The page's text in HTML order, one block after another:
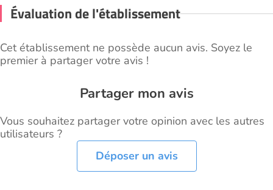
Évaluation de l'établissement
Cet établissement ne possède aucun avis. Soyez le
premier à partager votre avis !
Partager mon avis
Vous souhaitez partager votre opinion avec les autres
utilisateurs ?
Déposer un avis